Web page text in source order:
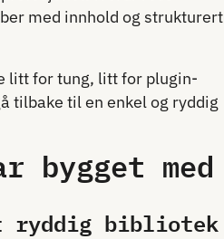
med innhold og strukturert
litt for tung, litt for plugin-
tilbake til en enkel og ryddig
bygget med
ryddig bibliotek